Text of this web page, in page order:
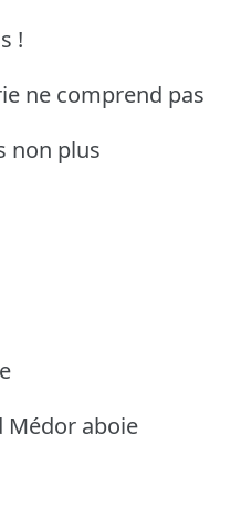
!
ne comprend pas
non plus
Médor aboie